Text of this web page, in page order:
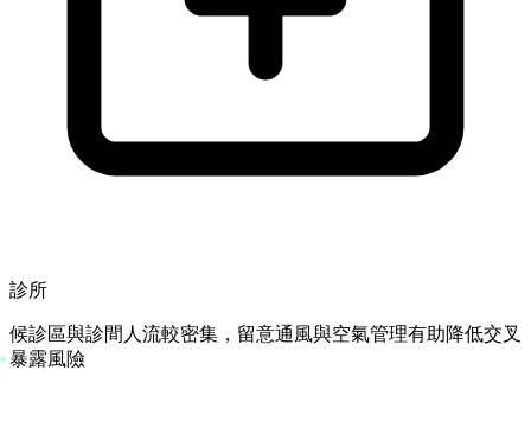
診所
候診區與診間人流較密集，留意通風與空氣管理有助降低交叉
暴露風險